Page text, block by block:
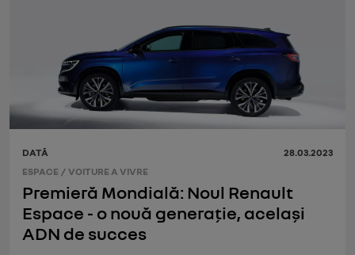
DATĂ
28.03.2023
ESPACE / VOITURE A VIVRE
Premieră Mondială: Noul Renault
Espace - o nouă generație, același
ADN de succes